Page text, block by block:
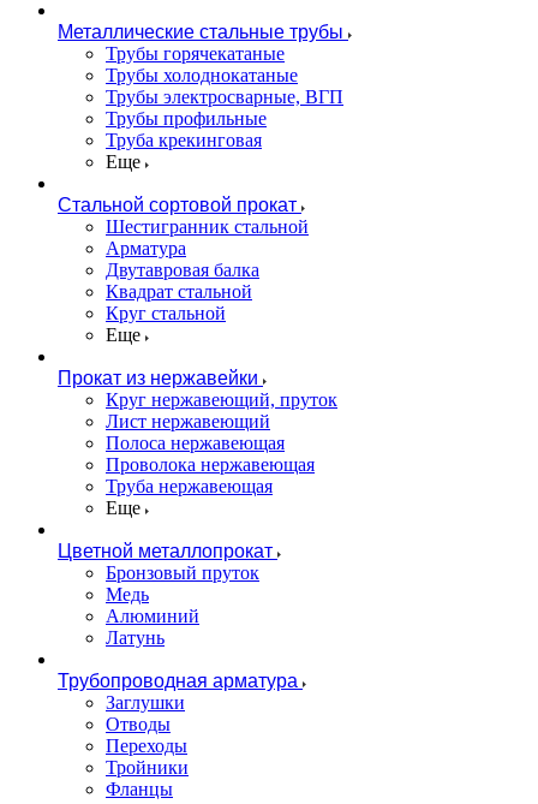
Металлические стальные трубы
Трубы горячекатаные
Трубы холоднокатаные
Трубы электросварные, ВГП
Трубы профильные
Труба крекинговая
Еще
Стальной сортовой прокат
Шестигранник стальной
Арматура
Двутавровая балка
Квадрат стальной
Круг стальной
Еще
Прокат из нержавейки
Круг нержавеющий, пруток
Лист нержавеющий
Полоса нержавеющая
Проволока нержавеющая
Труба нержавеющая
Еще
Цветной металлопрокат
Бронзовый пруток
Медь
Алюминий
Латунь
Трубопроводная арматура
Заглушки
Отводы
Переходы
Тройники
Фланцы